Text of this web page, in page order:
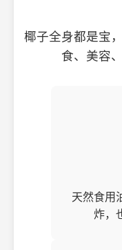
椰子全身都是宝
食、美容
天然食用
炸，